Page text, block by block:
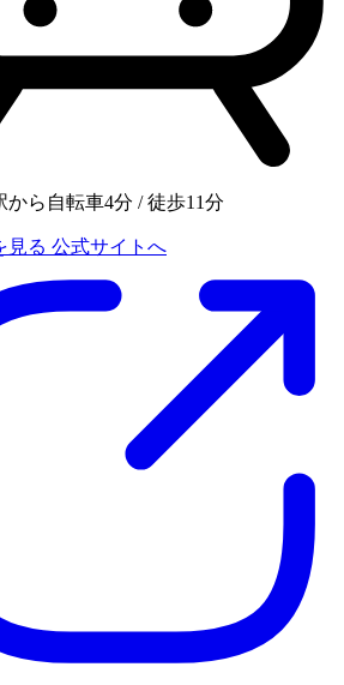
から自転車4分 / 徒歩11分
見る 公式サイトへ